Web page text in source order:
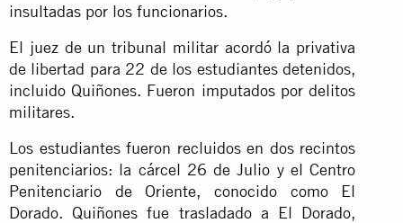
insultadas por los funcionarios.
El juez de un tribunal militar acordó la privativa
de libertad para 22 de los estudiantes detenidos,
incluido Quiñones. Fueron imputados por delitos
militares.
Los estudiantes fueron recluidos en dos recintos
penitenciarios: la cárcel 26 de Julio y el Centro
Penitenciario de Oriente, conocido como El
Dorado. Quiñones fue trasladado a El Dorado,